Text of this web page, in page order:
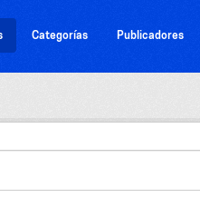
Categorías Publicadores